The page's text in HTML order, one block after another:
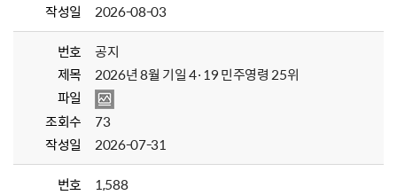
작성일
2026-08-03
번호
공지
제목
2026년 8월 기일 4·19 민주영령 25위
파일
조회수
73
작성일
2026-07-31
번호
1,588